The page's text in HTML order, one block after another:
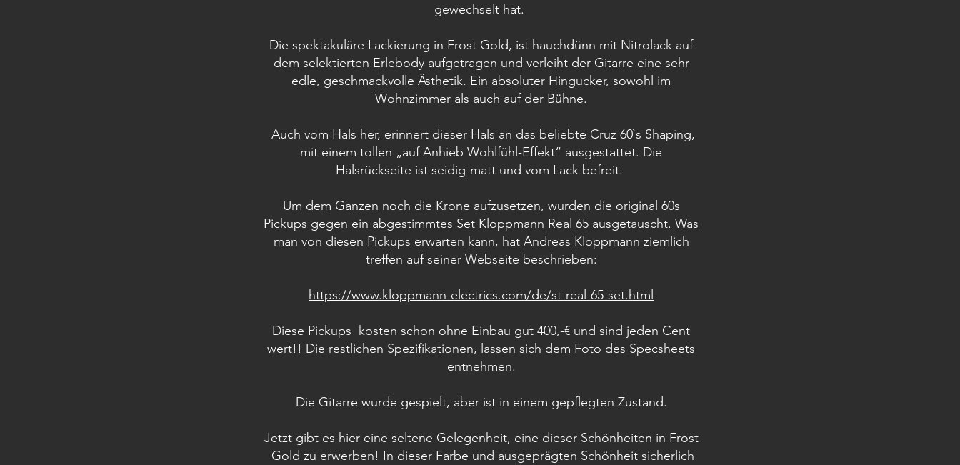
gewechselt hat.
Die spektakuläre Lackierung in Frost Gold, ist hauchdünn mit Nitrolack auf
dem selektierten Erlebody aufgetragen und verleiht der Gitarre eine sehr
edle, geschmackvolle Ästhetik. Ein absoluter Hingucker, sowohl im
Wohnzimmer als auch auf der Bühne.
Auch vom Hals her, erinnert dieser Hals an das beliebte Cruz 60`s Shaping,
mit einem tollen „auf Anhieb Wohlfühl-Effekt“ ausgestattet. Die
Halsrückseite ist seidig-matt und vom Lack befreit.
Um dem Ganzen noch die Krone aufzusetzen, wurden die original 60s
Pickups gegen ein abgestimmtes Set Kloppmann Real 65 ausgetauscht. Was
man von diesen Pickups erwarten kann, hat Andreas Kloppmann ziemlich
treffen auf seiner Webseite beschrieben:
https://www.kloppmann-electrics.com/de/st-real-65-set.html
Diese Pickups kosten schon ohne Einbau gut 400,-€ und sind jeden Cent
wert!! Die restlichen Spezifikationen, lassen sich dem Foto des Specsheets
entnehmen.
Die Gitarre wurde gespielt, aber ist in einem gepflegten Zustand.
Jetzt gibt es hier eine seltene Gelegenheit, eine dieser Schönheiten in Frost
Gold zu erwerben! In dieser Farbe und ausgeprägten Schönheit sicherlich